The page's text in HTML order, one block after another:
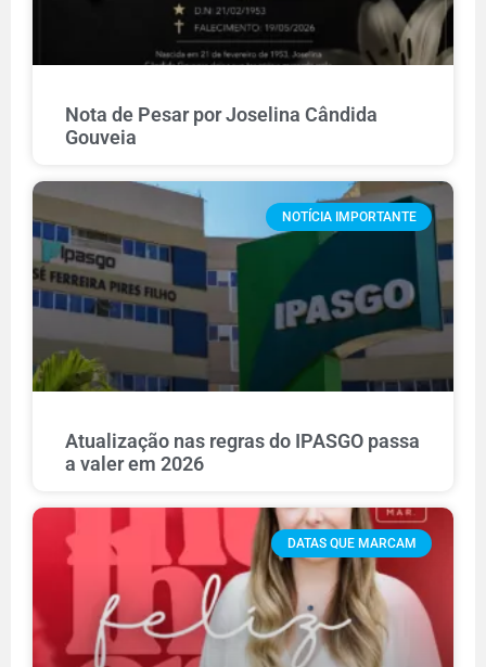
Nota de Pesar por Joselina Cândida
Gouveia
NOTÍCIA IMPORTANTE
Atualização nas regras do IPASGO passa
a valer em 2026
DATAS QUE MARCAM